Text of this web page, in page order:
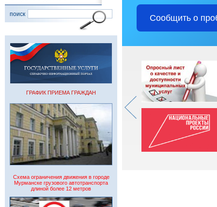
поиск
ГРАФИК ПРИЕМА ГРАЖДАН
Схема ограничения движения в городе
Мурманске грузового автотранспорта
длиной более 12 метров
Сообщить о